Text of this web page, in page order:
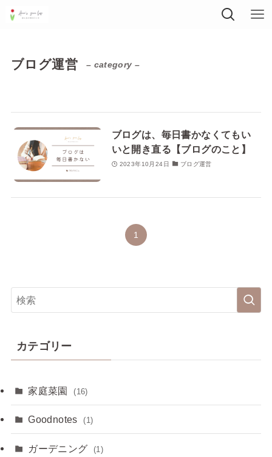
ブログ運営 – category –
ブログは、毎日書かなくてもい
いと開き直る【ブログのこと】
2023年10月24日 ブログ運営
1
カテゴリー
家庭菜園 (16)
Goodnotes (1)
ガーデニング (1)